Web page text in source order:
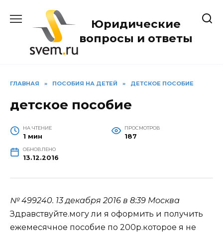
содержанию
Юридические
вопросы и ответы
ГЛАВНАЯ » ПОСОБИЯ НА ДЕТЕЙ » ДЕТСКОЕ ПОСОБИЕ
детское пособие
НА ЧТЕНИЕ
1 мин
ПРОСМОТРОВ
187
ОБНОВЛЕНО
13.12.2016
№ 499240. 13 декабря 2016 в 8:39 Москва
Здравствуйте.могу ли я оформить и получить
ежемесячное пособие по 200р.которое я не